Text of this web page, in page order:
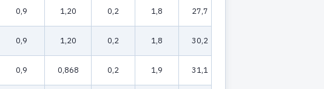
0,9 1,20 0,2 1,8 27,7
0,9 1,20 0,2 1,8 30,2
0,9 0,868 0,2 1,9 31,1